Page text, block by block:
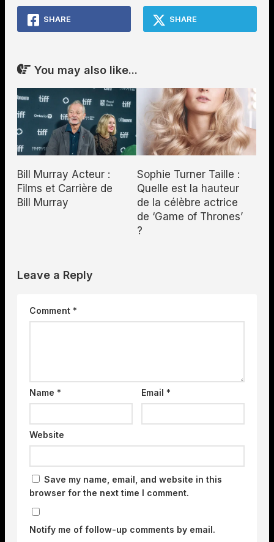
SHARE SHARE
You may also like...
Bill Murray Acteur :
Films et Carrière de
Bill Murray
Sophie Turner Taille :
Quelle est la hauteur
de la célèbre actrice
de ‘Game of Thrones’
?
Leave a Reply
Comment *
Name * Email*
Website
Save my name, email, and website in this
browser for the next time I comment.
Notify me of follow-up comments by email.